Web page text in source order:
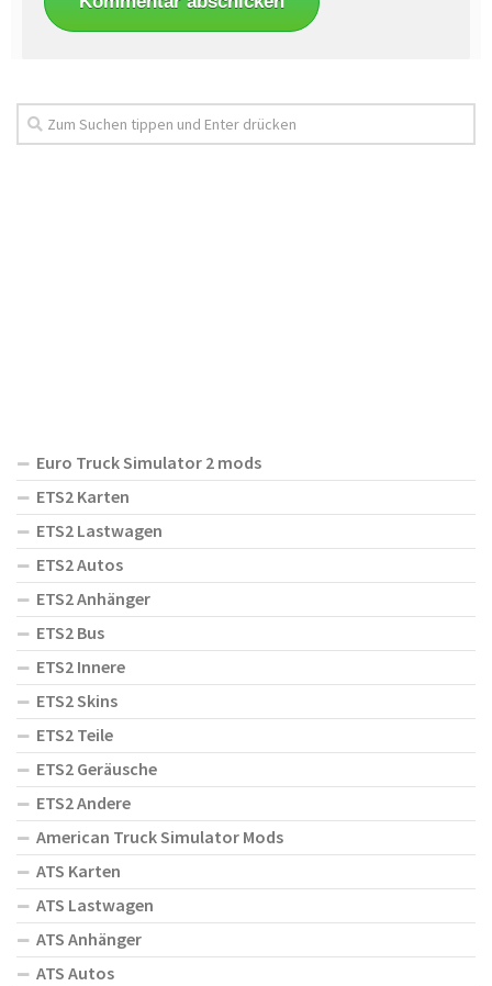
Euro Truck Simulator 2 mods
ETS2 Karten
ETS2 Lastwagen
ETS2 Autos
ETS2 Anhänger
ETS2 Bus
ETS2 Innere
ETS2 Skins
ETS2 Teile
ETS2 Geräusche
ETS2 Andere
American Truck Simulator Mods
ATS Karten
ATS Lastwagen
ATS Anhänger
ATS Autos